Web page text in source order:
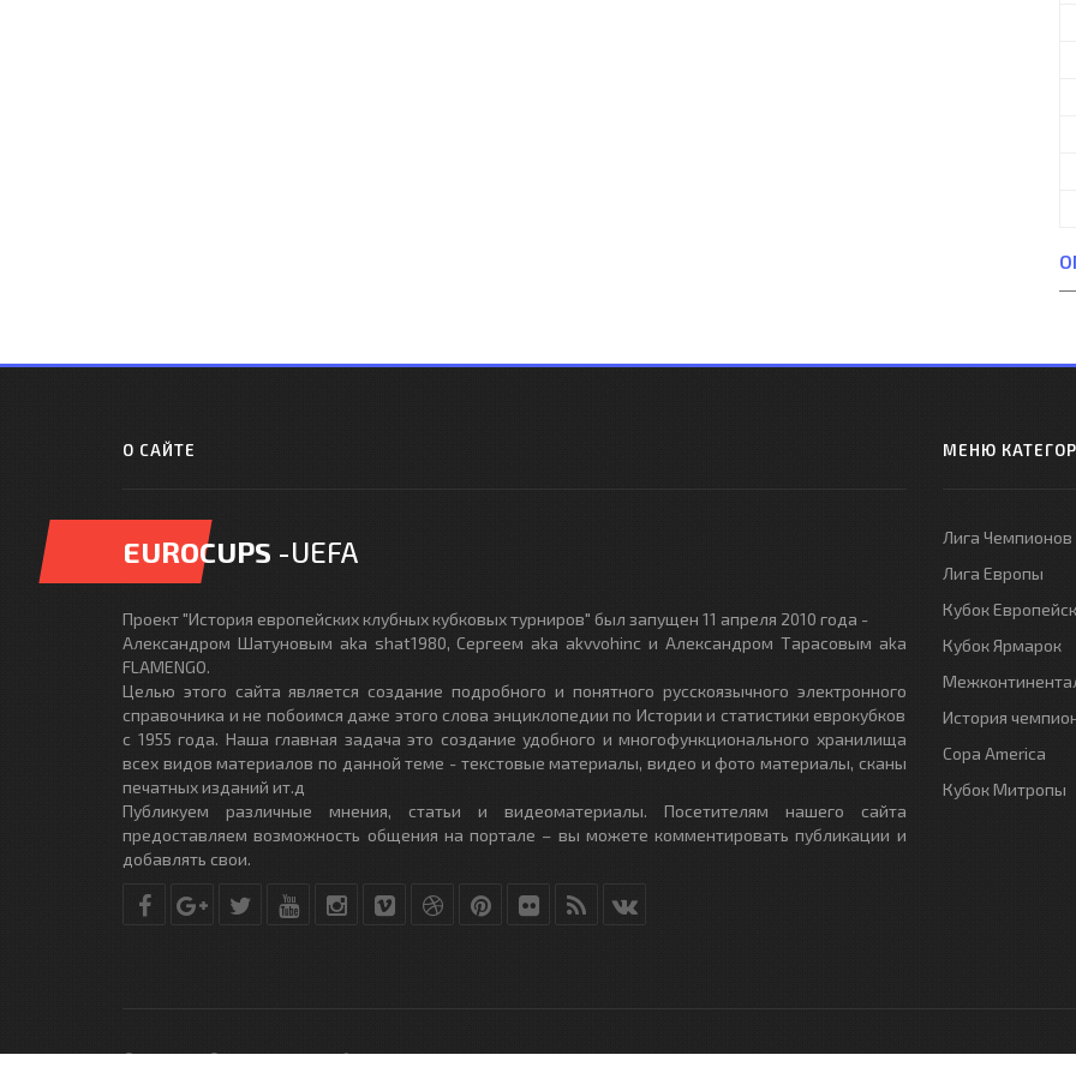
О САЙТЕ
EUROCUPS -UEFA
Проект "История европейских клубных кубковых турниров" был запущен 11 апреля 2010 года -
Александром Шатуновым aka shat1980, Сергеем aka akvvohinc и Александром Тарасовым aka
FLAMENGO.
Целью этого сайта является создание подробного и понятного русскоязычного электронного
справочника и не побоимся даже этого слова энциклопедии по Истории и статистики еврокубков
с 1955 года. Наша главная задача это создание удобного и многофункционального хранилища
всех видов материалов по данной теме - текстовые материалы, видео и фото материалы, сканы
печатных изданий ит.д
Публикуем различные мнения, статьи и видеоматериалы. Посетителям нашего сайта
предоставляем возможность общения на портале – вы можете комментировать публикации и
добавлять свои.
МЕНЮ
Лига Чемпионов
Лига Европы
Кубок
Кубок Ярмарок
История
Copa America
Кубок Митропы
© Copyright © 2010-2017. Разработано студиейDLE-THEME.RU- All Rights Reserved.